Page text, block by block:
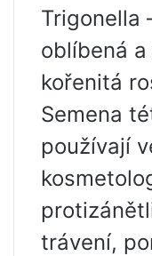
Trigonella
oblíbená
kořenitá
Semena
používají
trávení,